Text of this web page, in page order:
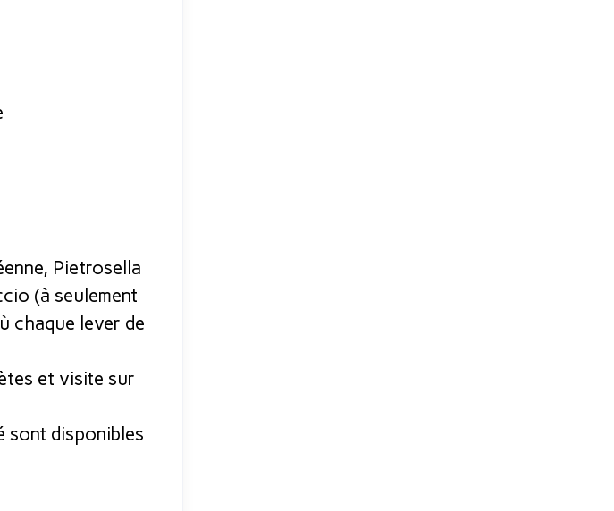
Pietrosella
(à seulement
chaque lever de
et visite sur
sont disponibles